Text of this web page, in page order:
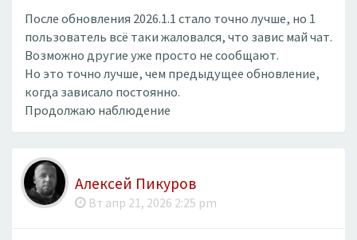
После обновления 2026.1.1 стало точно лучше, но 1
пользователь всё таки жаловался, что завис май чат.
Возможно другие уже просто не сообщают.
Но это точно лучше, чем предыдущее обновление,
когда зависало постоянно.
Продолжаю наблюдение
Алексей Пикуров
Вт апр 21, 2026 2:25 pm